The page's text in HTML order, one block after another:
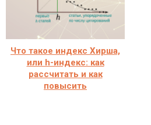
Что такое индекс Хирша,
или h-индекс: как
рассчитать и как
повысить